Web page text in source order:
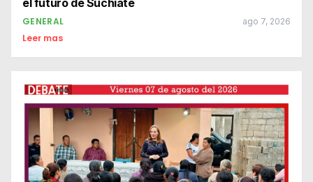
el futuro de Suchiate
GENERAL ago 7, 2026
Leer mas